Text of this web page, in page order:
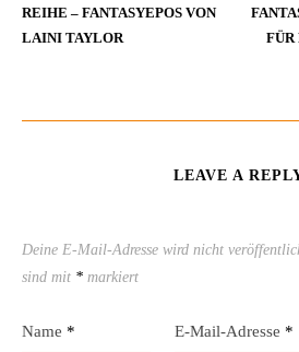
REIHE – FANTASYEPOS VON
LAINI TAYLOR
FÜR
LEAVE A
Deine E-Mail-Adresse wird nicht
sind mit * markiert
Name * E-Mail-Adresse *